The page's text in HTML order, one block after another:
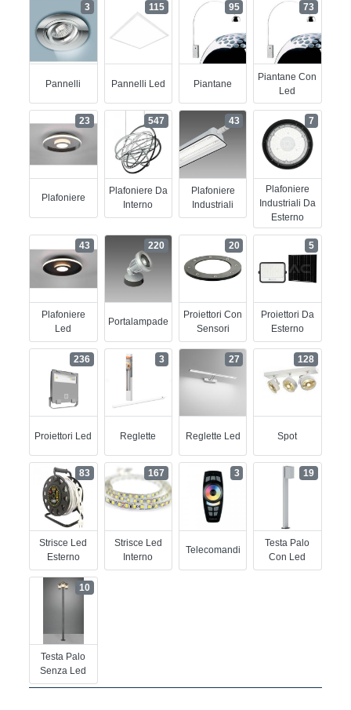
Pannelli
3
Pannelli Led
115
Piantane
95
Piantane Con
Led
73
Plafoniere
23
Plafoniere Da
Interno
547
Plafoniere
Industriali
43
Plafoniere
Industriali Da
Esterno
7
Plafoniere
Led
43
Portalampade
220
Proiettori Con
Sensori
20
Proiettori Da
Esterno
5
Proiettori Led
236
Reglette
3
Reglette Led
27
Spot
128
Strisce Led
Esterno
83
Strisce Led
Interno
167
Telecomandi
3
Testa Palo
Con Led
19
Testa Palo
Senza Led
10